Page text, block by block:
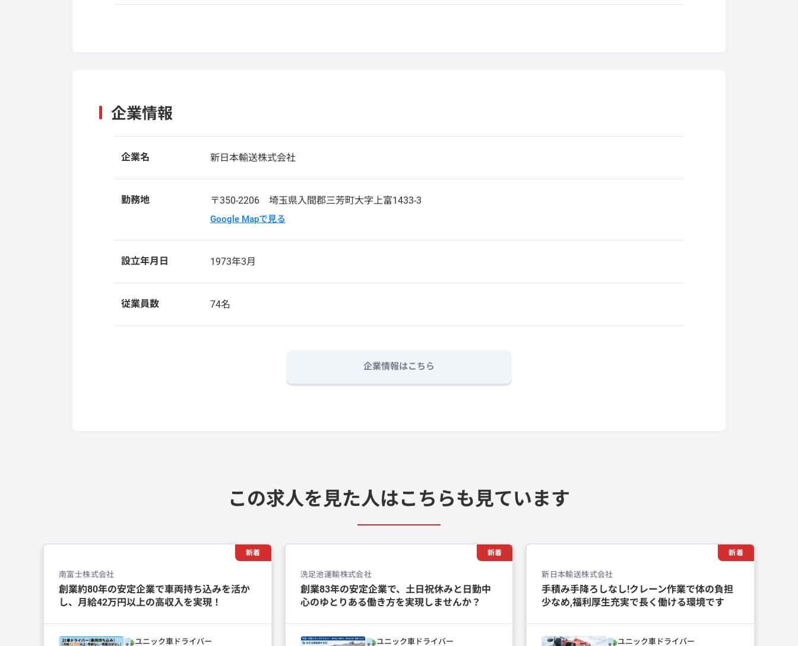
企業情報
企業名 新日本輸送株式会社
勤務地 〒350-2206 埼玉県入間郡三芳町大字上富1433-3
Google Mapで見る
設立年月日 1973年3月
従業員数 74名
企業情報はこちら
この求人を見た人はこちらも見ています
新着
南富士株式会社
創業約80年の安定企業で車両持ち込みを活か
し、月給42万円以上の高収入を実現！
ユニック車ドライバー
新着
洗足池運輸株式会社
創業83年の安定企業で、土日祝休みと日勤中
心のゆとりある働き方を実現しませんか？
ユニック車ドライバー
新着
新日本輸送株式会社
手積み手降ろしなし!クレーン作業で体の負担
少なめ,福利厚生充実で長く働ける環境です
ユニック車ドライバー